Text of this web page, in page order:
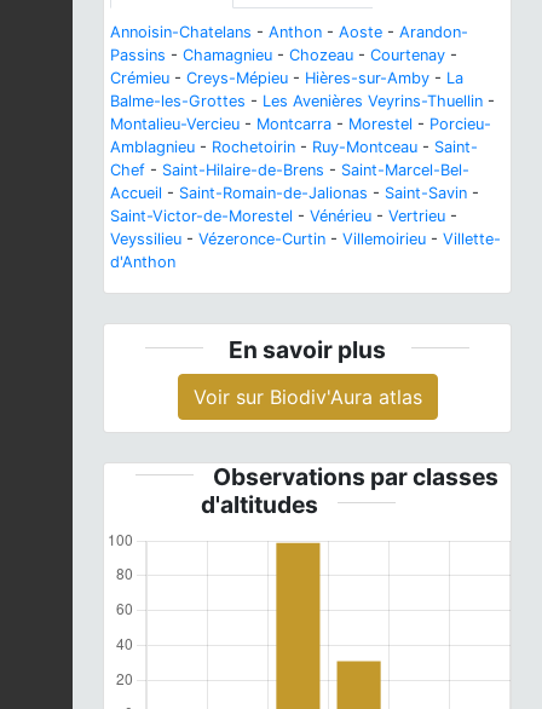
Annoisin-Chatelans - Anthon - Aoste - Arandon-
Passins - Chamagnieu - Chozeau - Courtenay -
Crémieu - Creys-Mépieu - Hières-sur-Amby - La
Balme-les-Grottes - Les Avenières Veyrins-Thuellin -
Montalieu-Vercieu - Montcarra - Morestel - Porcieu-
Amblagnieu - Rochetoirin - Ruy-Montceau - Saint-
Chef - Saint-Hilaire-de-Brens - Saint-Marcel-Bel-
Accueil - Saint-Romain-de-Jalionas - Saint-Savin -
Saint-Victor-de-Morestel - Vénérieu - Vertrieu -
Veyssilieu - Vézeronce-Curtin - Villemoirieu - Villette-
d'Anthon
En savoir plus
Voir sur Biodiv'Aura atlas
Observations par classes
d'altitudes